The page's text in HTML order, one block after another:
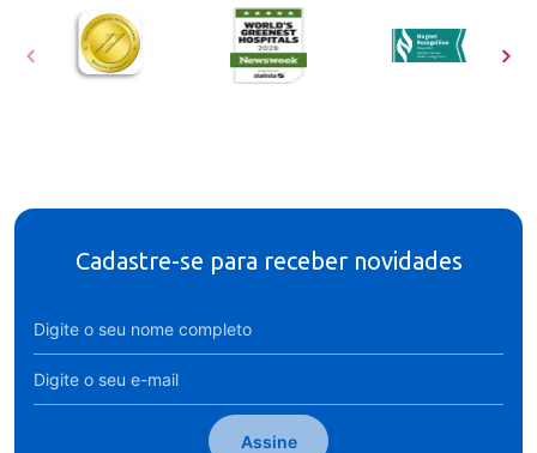
Cadastre-se para receber novidades
Assine